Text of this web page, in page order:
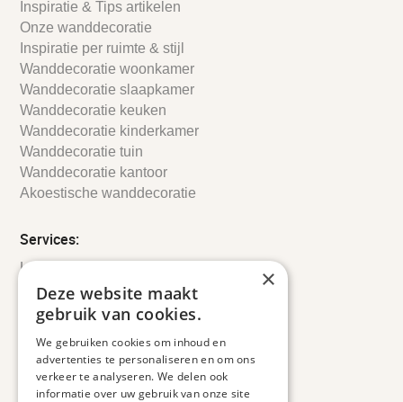
Inspiratie & Tips artikelen
Onze wanddecoratie
Inspiratie per ruimte & stijl
Wanddecoratie woonkamer
Wanddecoratie slaapkamer
Wanddecoratie keuken
Wanddecoratie kinderkamer
Wanddecoratie tuin
Wanddecoratie kantoor
Akoestische wanddecoratie
Services:
Leveringsinformatie
Retourbeleid
Informatie
Veelgestelde vragen
Duurzaam ondernemen
×
Deze website maakt
gebruik van cookies.
We gebruiken cookies om inhoud en
advertenties te personaliseren en om ons
verkeer te analyseren. We delen ook
informatie over uw gebruik van onze site